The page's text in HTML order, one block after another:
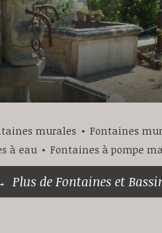
murales
Fontaines
à eau Fontaines à pompe
Plus de Fontaines et